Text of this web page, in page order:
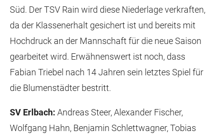
Süd. Der TSV Rain wird diese Niederlage verkraften,
da der Klassenerhalt gesichert ist und bereits mit
Hochdruck an der Mannschaft für die neue Saison
gearbeitet wird. Erwähnenswert ist noch, dass
Fabian Triebel nach 14 Jahren sein letztes Spiel für
die Blumenstädter bestritt.
SV Erlbach: Andreas Steer, Alexander Fischer,
Wolfgang Hahn, Benjamin Schlettwagner, Tobias